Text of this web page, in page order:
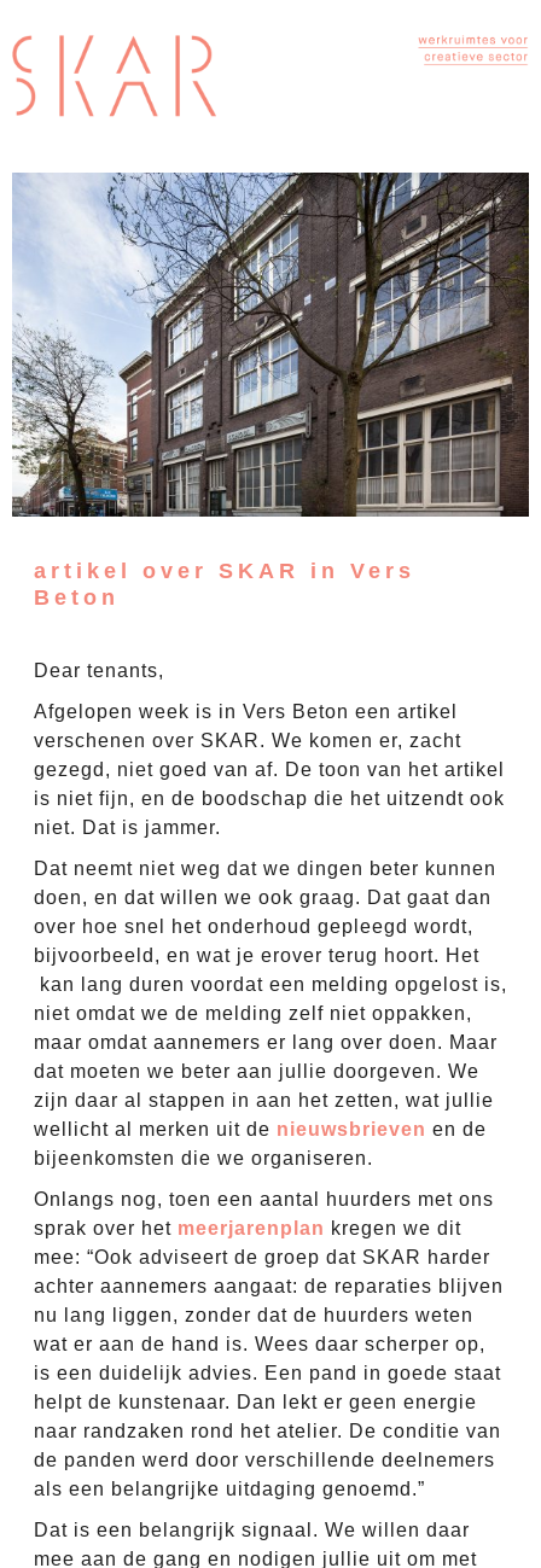
artikel over SKAR in Vers
Beton
Dear tenants,
Afgelopen week is in Vers Beton een artikel
verschenen over SKAR. We komen er, zacht
gezegd, niet goed van af. De toon van het artikel
is niet fijn, en de boodschap die het uitzendt ook
niet. Dat is jammer.
Dat neemt niet weg dat we dingen beter kunnen
doen, en dat willen we ook graag. Dat gaat dan
over hoe snel het onderhoud gepleegd wordt,
bijvoorbeeld, en wat je erover terug hoort. Het
kan lang duren voordat een melding opgelost is,
niet omdat we de melding zelf niet oppakken,
maar omdat aannemers er lang over doen. Maar
dat moeten we beter aan jullie doorgeven. We
zijn daar al stappen in aan het zetten, wat jullie
wellicht al merken uit de nieuwsbrieven en de
bijeenkomsten die we organiseren.
Onlangs nog, toen een aantal huurders met ons
sprak over het meerjarenplan kregen we dit
mee: “Ook adviseert de groep dat SKAR harder
achter aannemers aangaat: de reparaties blijven
nu lang liggen, zonder dat de huurders weten
wat er aan de hand is. Wees daar scherper op,
is een duidelijk advies. Een pand in goede staat
helpt de kunstenaar. Dan lekt er geen energie
naar randzaken rond het atelier. De conditie van
de panden werd door verschillende deelnemers
als een belangrijke uitdaging genoemd.”
Dat is een belangrijk signaal. We willen daar
mee aan de gang en nodigen jullie uit om met